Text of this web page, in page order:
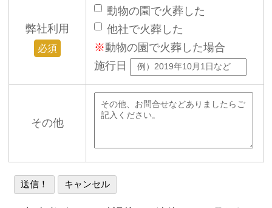
弊社利用
必須
動物の園で火葬した
他社で火葬した
※動物の園で火葬した場合
施行日
その他